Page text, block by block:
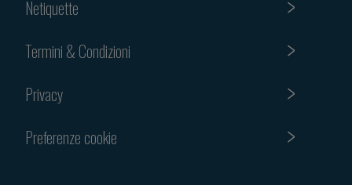
Netiquette
Termini & Condizioni
Privacy
Preferenze cookie